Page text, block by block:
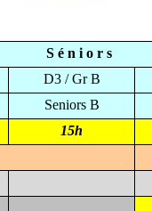
S é n i o r s
D3 / Gr B
Seniors B
15h